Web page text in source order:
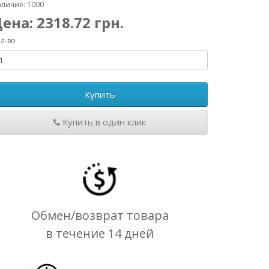
1000
2318.72 грн.
во
Купить
Купить в один клик
Обмен/возврат товара
в течение 14 дней